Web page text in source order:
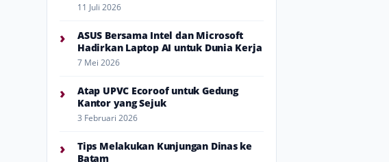
11 Juli 2026
›
ASUS Bersama Intel dan Microsoft
Hadirkan Laptop AI untuk Dunia Kerja
7 Mei 2026
›
Atap UPVC Ecoroof untuk Gedung
Kantor yang Sejuk
3 Februari 2026
›
Tips Melakukan Kunjungan Dinas ke
Batam